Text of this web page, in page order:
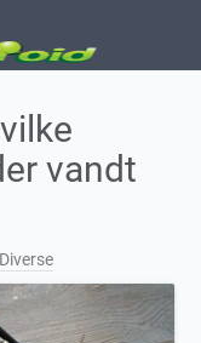
vandt
Diverse